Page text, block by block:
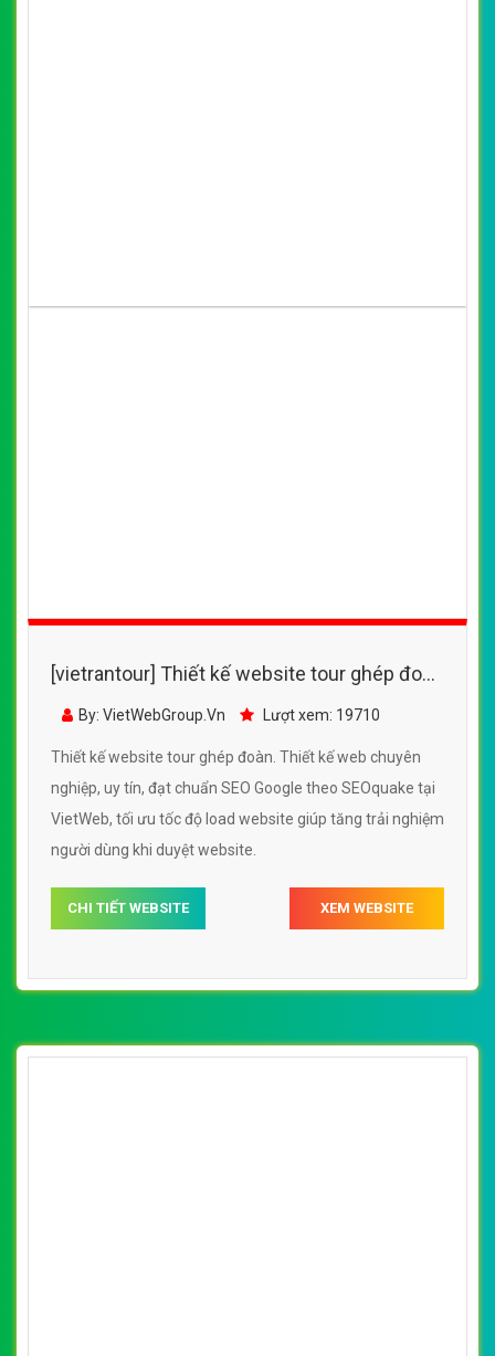
[vietrantour] Thiết kế website tour ghép đoàn
đẹp, chuyên nghiệp chuẩn SEO
By: VietWebGroup.Vn Lượt xem: 19710
Thiết kế website tour ghép đoàn. Thiết kế web chuyên
nghiệp, uy tín, đạt chuẩn SEO Google theo SEOquake tại
VietWeb, tối ưu tốc độ load website giúp tăng trải nghiệm
người dùng khi duyệt website.
CHI TIẾT WEBSITE XEM WEBSITE